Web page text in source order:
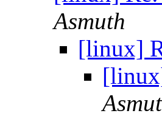
Asmuth
[linux]